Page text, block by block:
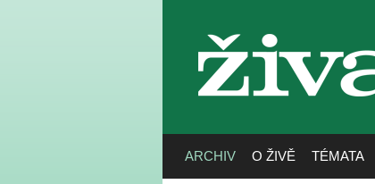
živa
ARCHIV O ŽIVĚ TÉMATA